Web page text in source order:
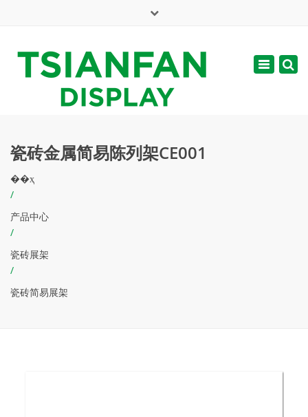
周一 - 周六: 7:00 - 17:00
Toggle
瓷砖金属简易陈列架CE001
��ҳ
/
产品中心
/
瓷砖展架
/
瓷砖简易展架